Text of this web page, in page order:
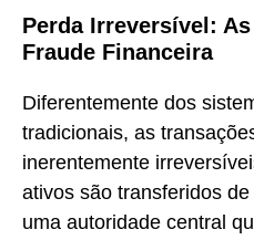
Perda Irreversível:
Fraude Financeira
Diferentemente dos
tradicionais, as
inerentemente
ativos são transferidos
uma autoridade central